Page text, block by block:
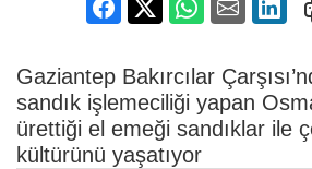
Gaziantep Bakırcılar
sandık işlemeciliği yapan
ürettiği el emeği sandıklar ile
kültürünü yaşatıyor